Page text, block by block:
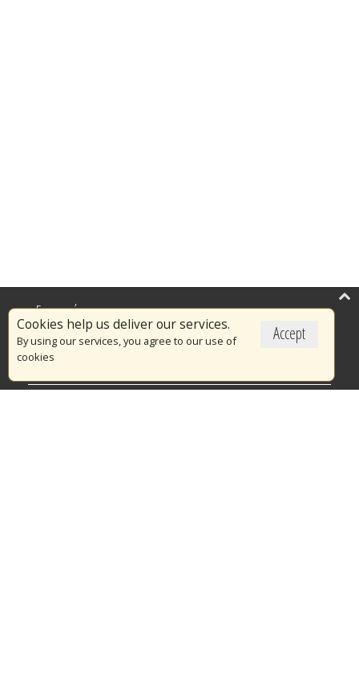
Accept
Cookies help us deliver our services.
By using our services, you agree to our use of
cookies
Επικαιρότητα
Το Πυροσβεστικό Σώμα